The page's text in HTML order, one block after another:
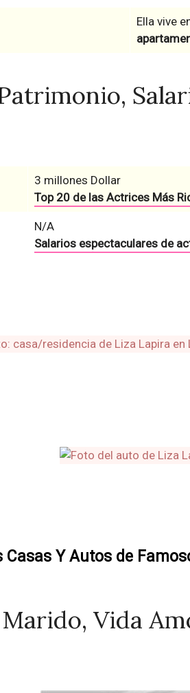
Ella vive
3 millones Dollar
Top 20 de las Actrices Más
N/A
Salarios espectaculares de
Casas Y Autos de
Vida